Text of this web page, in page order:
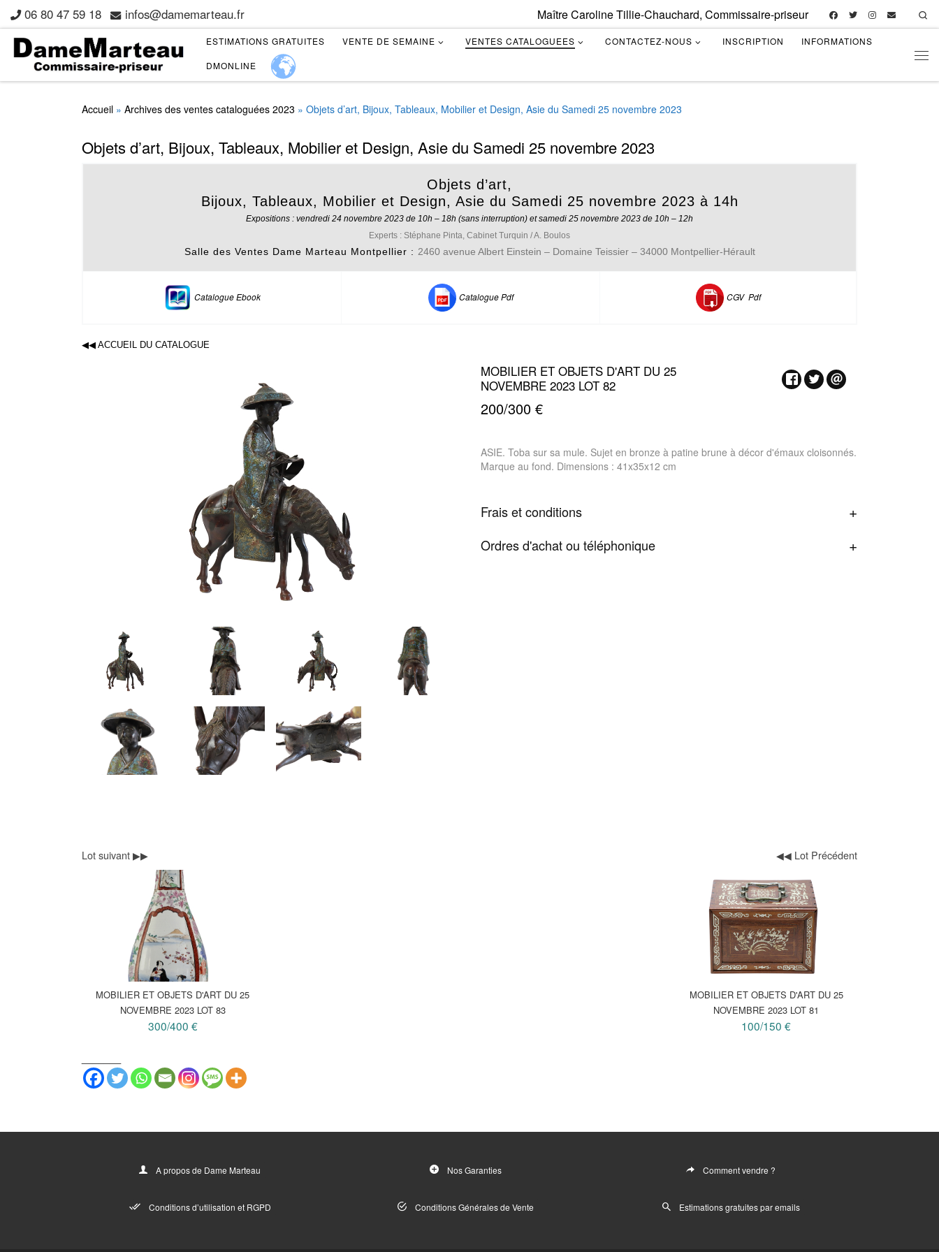
Skip to content
06 80 47 59 18 infos@damemarteau.fr Maître Caroline Tillie-Chauchard, Commissaire-priseur
ESTIMATIONS GRATUITES VENTE DE SEMAINE VENTES CATALOGUEES CONTACTEZ-NOUS INSCRIPTION INFORMATIONS
DMONLINE
Accueil » Archives des ventes cataloguées 2023 » Objets d’art, Bijoux, Tableaux, Mobilier et Design, Asie du Samedi 25 novembre 2023
Objets d’art, Bijoux, Tableaux, Mobilier et Design, Asie du Samedi 25 novembre 2023
Objets d’art,
Bijoux, Tableaux, Mobilier et Design, Asie du Samedi 25 novembre 2023 à 14h
Expositions : vendredi 24 novembre 2023 de 10h – 18h (sans interruption) et samedi 25 novembre 2023 de 10h – 12h
Experts : Stéphane Pinta, Cabinet Turquin / A. Boulos
Salle des Ventes Dame Marteau Montpellier : 2460 avenue Albert Einstein – Domaine Teissier – 34000 Montpellier-Hérault
Catalogue Ebook Catalogue Pdf CGV Pdf
◀◀ ACCUEIL DU CATALOGUE
MOBILIER ET OBJETS D'ART DU 25
NOVEMBRE 2023 LOT 82
200/300 €
ASIE. Toba sur sa mule. Sujet en bronze à patine brune à décor d'émaux cloisonnés.
Marque au fond. Dimensions : 41x35x12 cm
Frais et conditions
Ordres d'achat ou téléphonique
Lot suivant ▶▶
MOBILIER ET OBJETS D'ART DU 25
NOVEMBRE 2023 LOT 83
300/400 €
◀◀ Lot Précédent
MOBILIER ET OBJETS D'ART DU 25
NOVEMBRE 2023 LOT 81
100/150 €
A propos de Dame Marteau
Conditions d’utilisation et RGPD
Nos Garanties
Conditions Générales de Vente
Comment vendre ?
Estimations gratuites par emails